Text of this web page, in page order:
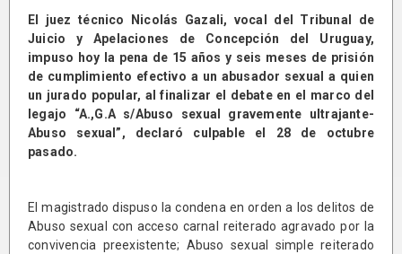
El juez técnico Nicolás Gazali, vocal del Tribunal de
Juicio y Apelaciones de Concepción del Uruguay,
impuso hoy la pena de 15 años y seis meses de prisión
de cumplimiento efectivo a un abusador sexual a quien
un jurado popular, al finalizar el debate en el marco del
legajo “A.,G.A s/Abuso sexual gravemente ultrajante-
Abuso sexual”, declaró culpable el 28 de octubre
pasado.
El magistrado dispuso la condena en orden a los delitos de
Abuso sexual con acceso carnal reiterado agravado por la
convivencia preexistente; Abuso sexual simple reiterado